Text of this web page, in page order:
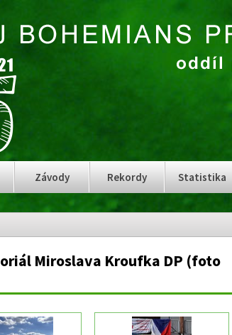
Závody Rekordy Statistika
Miroslava Kroufka DP (foto